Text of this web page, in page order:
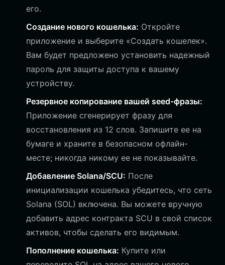
его.
Создание нового кошелька: Откройте
приложение и выберите «Создать кошелек».
Вам будет предложено установить надежный
пароль для защиты доступа к вашему
устройству.
Резервное копирование вашей seed-фразы:
Приложение сгенерирует фразу для
восстановления из 12 слов. Запишите ее на
бумаге и храните в безопасном офлайн-
месте; никогда никому ее не показывайте.
Добавление Solana/SCU: После
инициализации кошелька убедитесь, что сеть
Solana (SOL) включена. Вы можете вручную
добавить адрес контракта SCU в свой список
активов, чтобы сделать его видимым.
Пополнение кошелька: Купите или